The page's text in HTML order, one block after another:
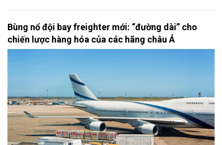
Bùng nổ đội bay freighter mới: “đường dài” cho
chiến lược hàng hóa của các hãng châu Á